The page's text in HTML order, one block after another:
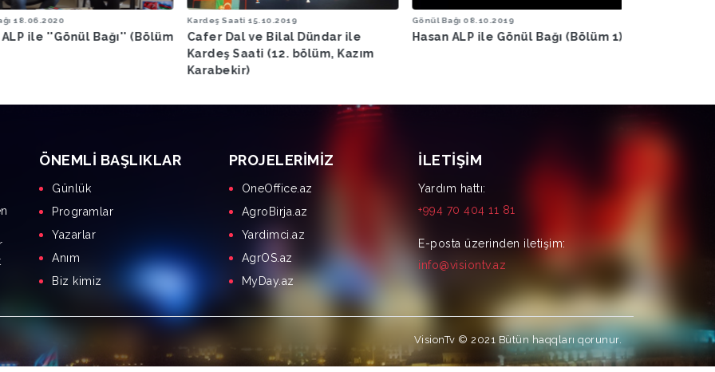
15.10.2019
ve Bilal Dündar ile
Saati (12. bölüm, Kazım
Gönül Bağı 08.10.2019
Hasan ALP ile Gönül Bağı (Bölüm 1)
Gönül Bağı 03.08.2020
Hasan ALP ile ``Gönül Bağı`` - (4.
ÖNEMLI BAŞLIKLAR
Günlük
Programlar
Yazarlar
Anım
Biz kimiz
PROJELERIMIZ
OneOffice.az
AgroBirja.az
Yardimci.az
AgrOS.az
MyDay.az
İLETIŞIM
Yardım hattı:
+994 70 404 11 81
E-posta üzerinden iletişim:
info@visiontv.az
VisionTv © 2021 Bütün haqqları qorunur.